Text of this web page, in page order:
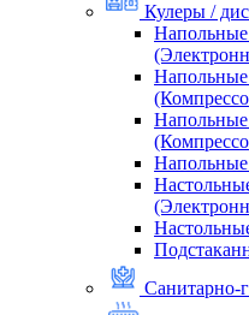
Кулеры /
Санитарно-